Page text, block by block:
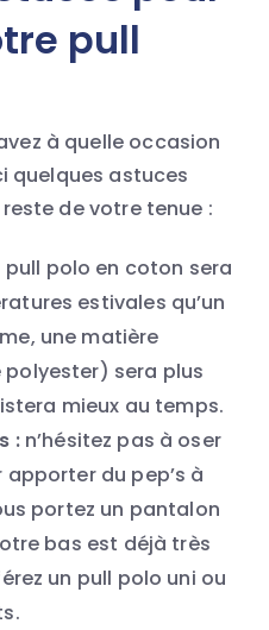
pull
à quelle occasion
quelques astuces
de votre tenue :
pull polo en coton sera
estivales qu’un
une matière
sera plus
mieux au temps.
:n’hésitez pas à oser
du pep’s à
portez un pantalon
bas est déjà très
un pull polo uni ou